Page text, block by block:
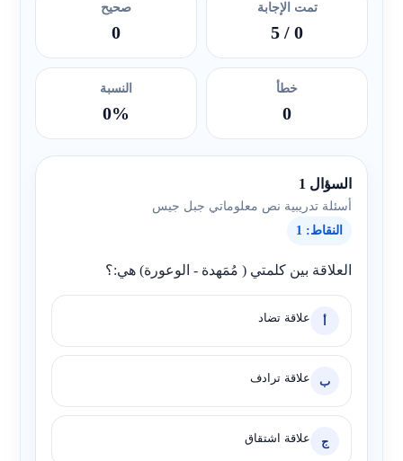
تمت الإجابة
0
/ 5
صحيح
0
خطأ
0
النسبة
0%
السؤال 1
أسئلة تدريبية نص معلوماتي جبل جيس
النقاط: 1
العلاقة بين كلمتي ( مُمَهدة - الوعورة) هي:؟
أ علاقة تضاد
ب علاقة ترادف
ج علاقة اشتقاق